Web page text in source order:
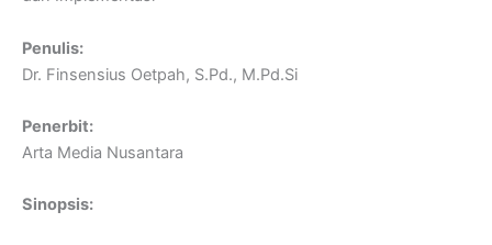
Penulis:
Dr. Finsensius Oetpah, S.Pd., M.Pd.Si
Penerbit:
Arta Media Nusantara
Sinopsis: